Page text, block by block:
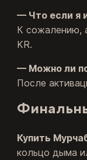
— Что если я
К сожалению,
KR.
— Можно ли
После
Купить
кольцо дыма